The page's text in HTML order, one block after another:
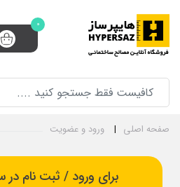
0
91008910 (021) پشتیبانی و
ثبت‌نام تامین‌کننده
صفحه اصلی ورود و عضویت
برای ورود / ثبت نام در